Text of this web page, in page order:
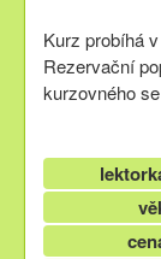
Kurz probíhá
Rezervační
kurzovného